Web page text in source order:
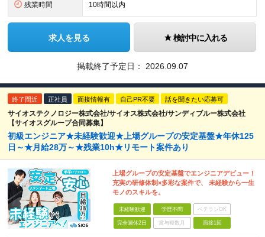
残業時間 10時間以内
求人を見る 検討中に入れる
掲載終了予定日： 2026.09.07
終了間近 正社員 面接情報有 自己PR不要 話を聞きたい応募可
サイオステクノロジー株式会社/サイオス株式会社/サンディブルー株式会社
【サイオスグループ合同募集】
初級エンジニア★未経験歓迎★上場グループの安定基盤★年休125
日～★月給28万～★残業10h★リモート案件あり
上場グループの安定基盤でエンジニアデビュー！
充実の研修体制×多彩な案件で、 未経験から一生
モノのスキルを。
未経験歓迎 学歴不問 ベテランOK
完全週休2日 賞与複数月 面接1回